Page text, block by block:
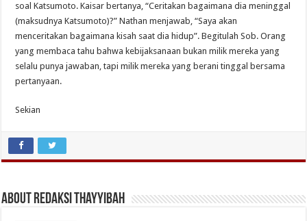
soal Katsumoto. Kaisar bertanya, “Ceritakan bagaimana dia meninggal
(maksudnya Katsumoto)?” Nathan menjawab, “Saya akan
menceritakan bagaimana kisah saat dia hidup”. Begitulah Sob. Orang
yang membaca tahu bahwa kebijaksanaan bukan milik mereka yang
selalu punya jawaban, tapi milik mereka yang berani tinggal bersama
pertanyaan.
Sekian
About Redaksi Thayyibah